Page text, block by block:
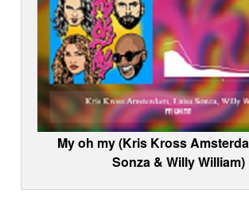
My oh my (Kris Kross
Sonza & Willy William)